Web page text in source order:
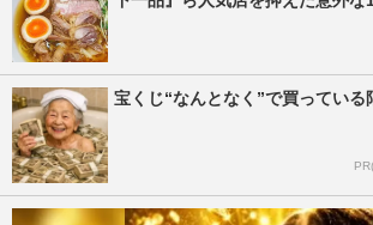
宝くじ“なんとなく”で買っている